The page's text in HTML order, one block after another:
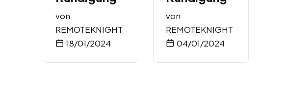
von
REMOTEKNIGHT
18/01/2024
von
REMOTEKNIGHT
04/01/2024